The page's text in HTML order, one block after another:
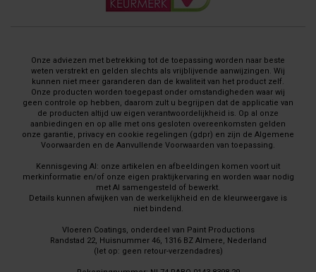
Onze adviezen met betrekking tot de toepassing worden naar beste
weten verstrekt en gelden slechts als vrijblijvende aanwijzingen. Wij
kunnen niet meer garanderen dan de kwaliteit van het product zelf.
Onze producten worden toegepast onder omstandigheden waar wij
geen controle op hebben, daarom zult u begrijpen dat de applicatie van
de producten altijd uw eigen verantwoordelijkheid is. Op al onze
aanbiedingen en op alle met ons gesloten overeenkomsten gelden
onze garantie, privacy en cookie regelingen (gdpr) en zijn de Algemene
Voorwaarden en de Aanvullende Voorwaarden van toepassing.
Kennisgeving AI: onze artikelen en afbeeldingen komen voort uit
merkinformatie en/of onze eigen praktijkervaring en worden waar nodig
met AI samengesteld of bewerkt.
Details kunnen afwijken van de werkelijkheid en de kleurweergave is
niet bindend.
Vloeren Coatings, onderdeel van Paint Productions
Randstad 22, Huisnummer 46, 1316 BZ Almere, Nederland
(let op: geen retour-verzendadres)